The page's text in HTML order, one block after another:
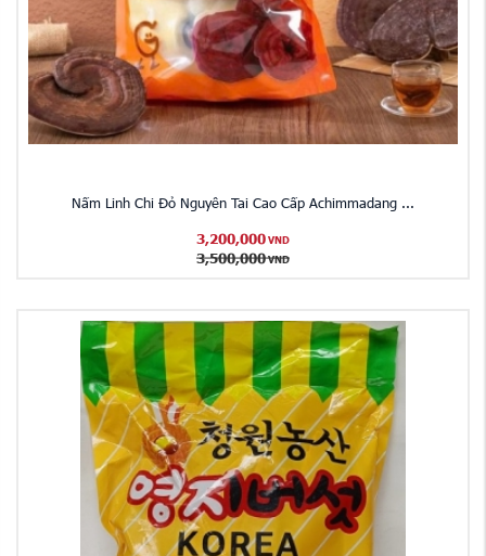
Nấm Linh Chi Đỏ Nguyên Tai Cao Cấp Achimmadang ...
3,200,000 VND
3,500,000 VND